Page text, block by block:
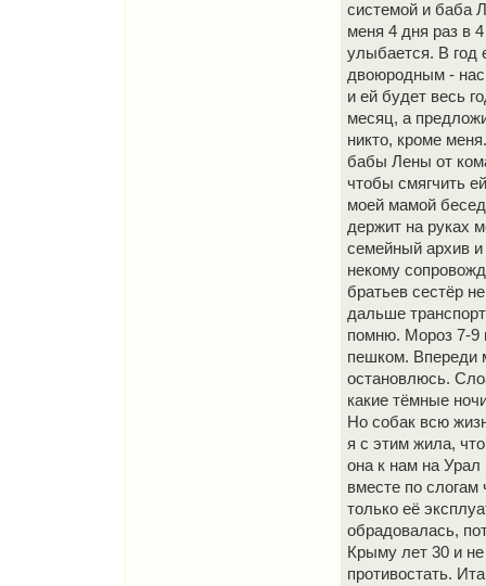
системой и баба
меня 4 дня раз в
улыбается. В год
двоюродным -
и ей будет весь
месяц, а
никто, кроме
бабы Лены от
чтобы смягчить
моей мамой
держит на руках
семейный архив
некому
братьев сестёр
дальше
помню. Мороз 7-9
пешком. Впереди
остановлюсь.
какие тёмные
Но собак всю
я с этим жила,
она к нам на Урал
вместе по слогам
только её
обрадовалась,
Крыму лет 30 и
противостать.